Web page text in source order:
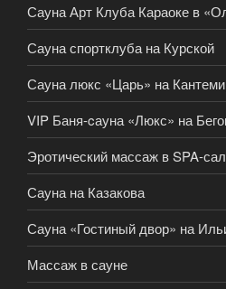
Сауна Арт Клуба Караоке в
Сауна спортклуба на Курской
Сауна люкс «Царь» на
VIP Баня-cауна «Люкс» на
Эротический массаж в SPA-
Сауна на Казакова
Сауна «Гостиный двор» на
Массаж в сауне